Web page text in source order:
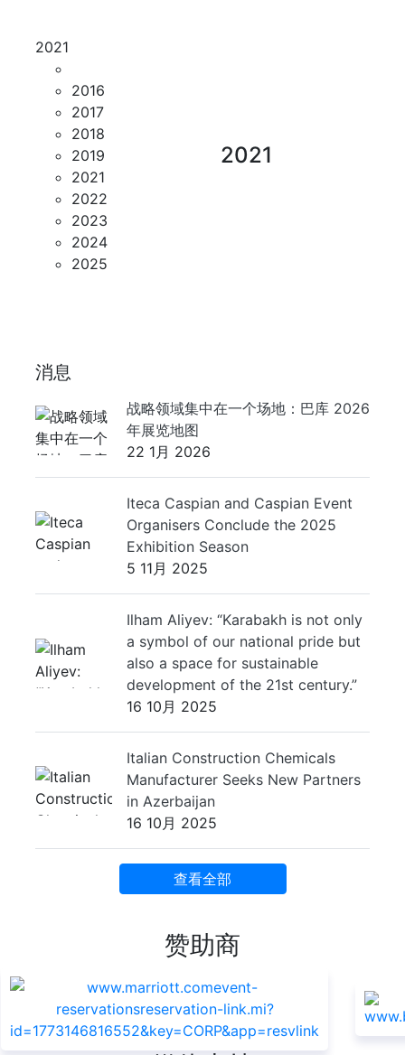
2021
2016
2017
2018
2019
2021
2022
2023
2024
2025
2021
消息
战略领域集中在一个场地：巴库 2026
年展览地图
22 1月 2026
Iteca Caspian and Caspian Event
Organisers Conclude the 2025
Exhibition Season
5 11月 2025
Ilham Aliyev: “Karabakh is not only
a symbol of our national pride but
also a space for sustainable
development of the 21st century.”
16 10月 2025
Italian Construction Chemicals
Manufacturer Seeks New Partners
in Azerbaijan
16 10月 2025
查看全部
赞助商